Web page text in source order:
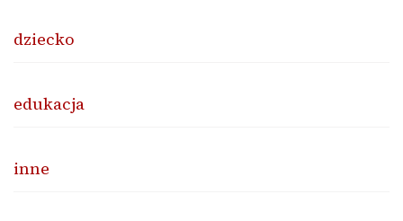
dziecko
edukacja
inne